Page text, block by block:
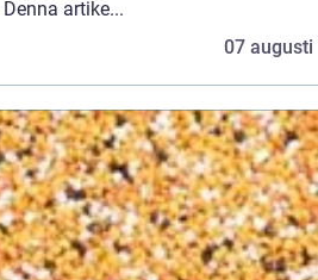
artike...
07 augusti